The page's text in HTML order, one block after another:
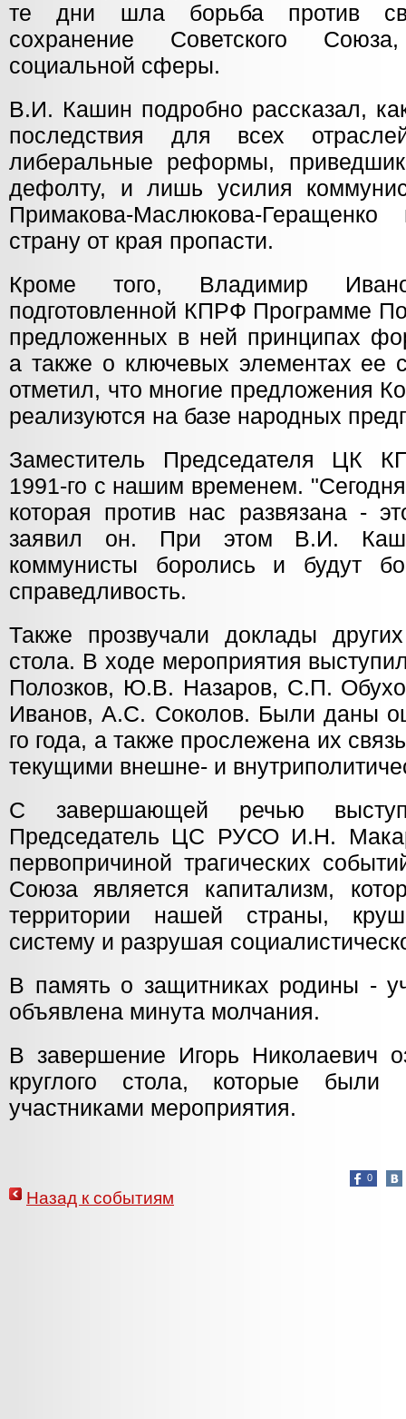
те дни шла борьба против
сохранение Советского
социальной сферы.
В.И. Кашин подробно рассказал,
последствия для всех
либеральные реформы,
дефолту, и лишь усилия
Примакова-Маслюкова-Геращенко
страну от края пропасти.
Кроме того, Владимир
подготовленной КПРФ Программе
предложенных в ней принципах
а также о ключевых элементах ее
отметил, что многие предложения
реализуются на базе народных
Заместитель Председателя ЦК
1991-го с нашим временем.
которая против нас развязана -
заявил он. При этом В.И.
коммунисты боролись и будут
справедливость.
Также прозвучали доклады других
стола. В ходе мероприятия
Полозков, Ю.В. Назаров, С.П.
Иванов, А.С. Соколов. Были даны
го года, а также прослежена их
текущими внешне- и
С завершающей речью
Председатель ЦС РУСО И.Н.
первопричиной трагических
Союза является капитализм,
территории нашей страны,
систему и разрушая
В память о защитниках родины -
объявлена минута молчания.
В завершение Игорь Николаевич
круглого стола, которые были
участниками мероприятия.
0
Назад к событиям